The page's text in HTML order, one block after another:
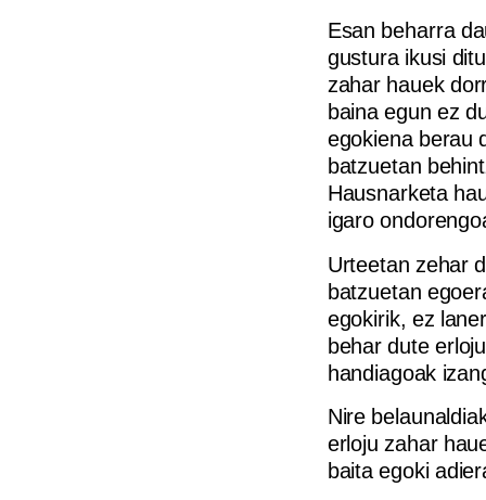
Esan beharra
gustura ikusi
zahar hauek
baina egun ez
egokiena berau
batzuetan
Hausnarketa
igaro
Urteetan zehar
batzuetan
egokirik, ez
behar dute
handiagoak
Nire
erloju zahar
baita egoki